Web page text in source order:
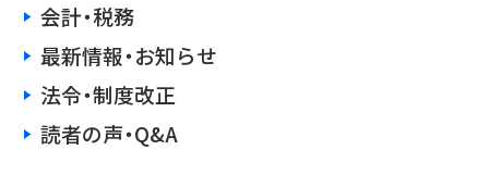
会計・税務
最新情報・お知らせ
法令・制度改正
読者の声・Q&A